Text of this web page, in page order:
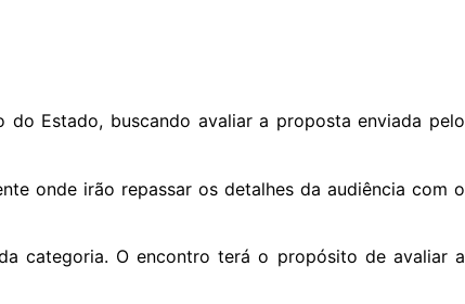
do Estado, buscando avaliar a proposta enviada pelo
onde irão repassar os detalhes da audiência com o
categoria. O encontro terá o propósito de avaliar a